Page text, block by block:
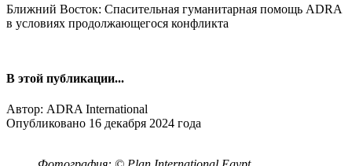
Ближний Восток: Спасительная гуманитарная помощь ADRA
в условиях продолжающегося конфликта
В этой публикации...
Автор: ADRA International
Опубликовано 16 декабря 2024 года